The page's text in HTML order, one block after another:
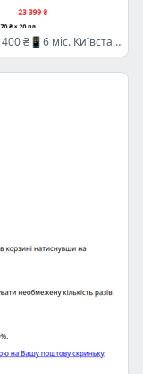
Купуй Galaxy Tab S9 FE|S9FE+ з вигодою до 3 400 ₴📱6 міс. Київстар ТБ у 🎁